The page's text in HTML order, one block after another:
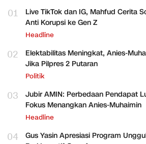
01
Live TikTok dan IG, Mahfud Cerita
Anti Korupsi ke Gen Z
Headline
02
Elektabilitas Meningkat, Anies-
Jika Pilpres 2 Putaran
Politik
03
Jubir AMIN: Perbedaan Pendapat
Fokus Menangkan Anies-Muhaimin
Headline
04
Gus Yasin Apresiasi Program